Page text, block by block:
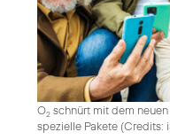
O2 schnürt mit dem
spezielle Pakete (Credits: